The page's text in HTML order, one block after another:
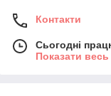
Контакти
Сьогодні
Показати